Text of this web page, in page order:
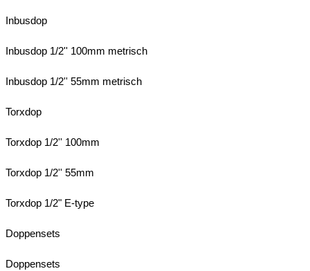
Inbusdop
Inbusdop 1/2'' 100mm metrisch
Inbusdop 1/2'' 55mm metrisch
Torxdop
Torxdop 1/2'' 100mm
Torxdop 1/2'' 55mm
Torxdop 1/2" E-type
Doppensets
Doppensets